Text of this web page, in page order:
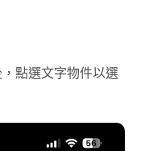
點選文字物件以選